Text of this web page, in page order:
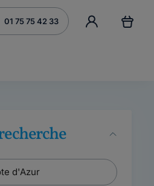
01 75 75 42 33